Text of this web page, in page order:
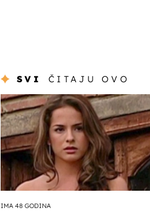
SVI ČITAJU OVO
IMA 48 GODINA